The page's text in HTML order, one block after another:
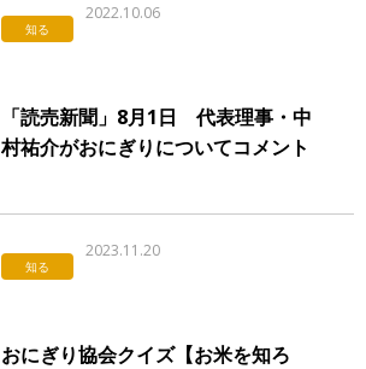
知る
2022.10.06
「読売新聞」8月1日 代表理事・中
村祐介がおにぎりについてコメント
知る
2023.11.20
おにぎり協会クイズ【お米を知ろ